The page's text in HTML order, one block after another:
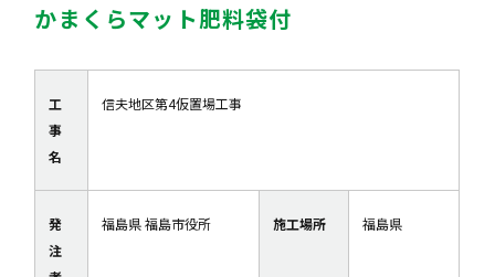
かまくらマット肥料袋付
工
事
名
信夫地区第4仮置場工事
発
注
福島県 福島市役所 施工場所 福島県